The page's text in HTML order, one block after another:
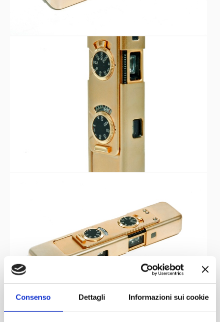
Consenso Dettagli Informazioni sui cookie